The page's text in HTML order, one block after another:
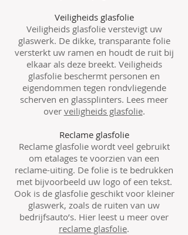
Veiligheids glasfolie
Veiligheids glasfolie verstevigt uw
glaswerk. De dikke, transparante folie
versterkt uw ramen en houdt de ruit bij
elkaar als deze breekt. Veiligheids
glasfolie beschermt personen en
eigendommen tegen rondvliegende
scherven en glassplinters. Lees meer
over veiligheids glasfolie.
Reclame glasfolie
Reclame glasfolie wordt veel gebruikt
om etalages te voorzien van een
reclame-uiting. De folie is te bedrukken
met bijvoorbeeld uw logo of een tekst.
Ook is de glasfolie geschikt voor kleiner
glaswerk, zoals de ruiten van uw
bedrijfsauto’s. Hier leest u meer over
reclame glasfolie.